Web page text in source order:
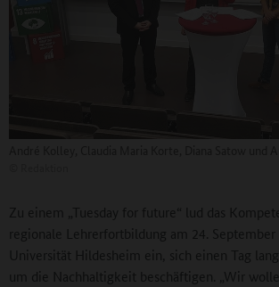
Zu einem „Tuesday for future“ lud das
regionale Lehrerfortbildung am 24.
Universität Hildesheim ein, sich einen Tag
um die Nachhaltigkeit beschäftigen. „Wir